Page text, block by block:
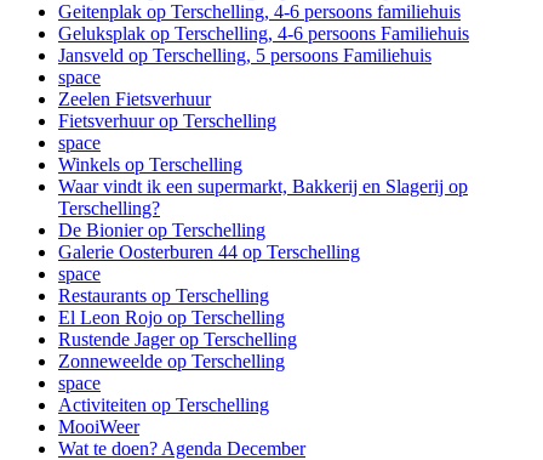
Geitenplak op Terschelling, 4-6 persoons familiehuis
Geluksplak op Terschelling, 4-6 persoons Familiehuis
Jansveld op Terschelling, 5 persoons Familiehuis
space
Zeelen Fietsverhuur
Fietsverhuur op Terschelling
space
Winkels op Terschelling
Waar vindt ik een supermarkt, Bakkerij en Slagerij op
Terschelling?
De Bionier op Terschelling
Galerie Oosterburen 44 op Terschelling
space
Restaurants op Terschelling
El Leon Rojo op Terschelling
Rustende Jager op Terschelling
Zonneweelde op Terschelling
space
Activiteiten op Terschelling
MooiWeer
Wat te doen? Agenda December